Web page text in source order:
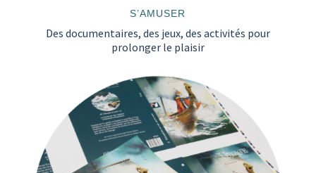
S’AMUSER
Des documentaires, des jeux, des activités pour
prolonger le plaisir